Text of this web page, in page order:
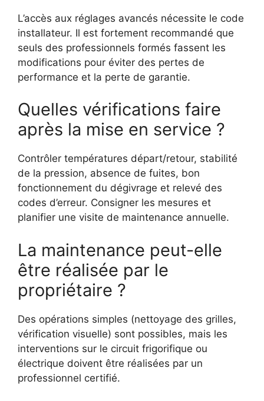
L’accès aux réglages avancés nécessite le code
installateur. Il est fortement recommandé que
seuls des professionnels formés fassent les
modifications pour éviter des pertes de
performance et la perte de garantie.
Quelles vérifications faire
après la mise en service ?
Contrôler températures départ/retour, stabilité
de la pression, absence de fuites, bon
fonctionnement du dégivrage et relevé des
codes d’erreur. Consigner les mesures et
planifier une visite de maintenance annuelle.
La maintenance peut-elle
être réalisée par le
propriétaire ?
Des opérations simples (nettoyage des grilles,
vérification visuelle) sont possibles, mais les
interventions sur le circuit frigorifique ou
électrique doivent être réalisées par un
professionnel certifié.